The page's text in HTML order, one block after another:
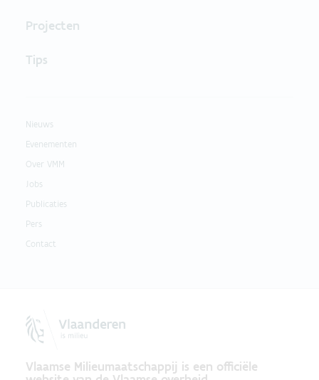
Projecten
Tips
Nieuws
Evenementen
Over VMM
Jobs
Publicaties
Pers
Contact
Vlaamse Milieumaatschappij is een officiële